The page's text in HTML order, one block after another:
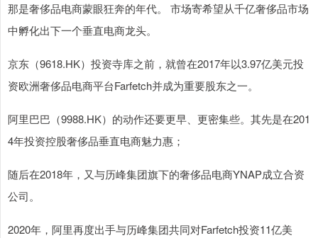
那是奢侈品电商蒙眼狂奔的年代。 市场寄希望从千亿奢侈品市场
中孵化出下一个垂直电商龙头。
京东（9618.HK）投资寺库之前，就曾在2017年以3.97亿美元投
资欧洲奢侈品电商平台Farfetch并成为重要股东之一。
阿里巴巴（9988.HK）的动作还要更早、更密集些。其先是在201
4年投资控股奢侈品垂直电商魅力惠；
随后在2018年，又与历峰集团旗下的奢侈品电商YNAP成立合资
公司。
2020年，阿里再度出手与历峰集团共同对Farfetch投资11亿美